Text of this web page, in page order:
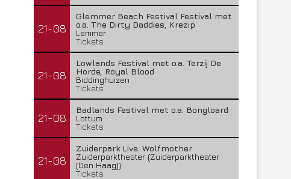
21-08
Glemmer Beach Festival Festival met
o.a. The Dirty Daddies, Krezip
Lemmer
Tickets
21-08
Lowlands Festival met o.a. Terzij De
Horde, Royal Blood
Biddinghuizen
Tickets
21-08
Badlands Festival met o.a. Bongloard
Lottum
Tickets
21-08
Zuiderpark Live: Wolfmother
Zuiderparktheater (Zuiderparktheater
(Den Haag))
Tickets